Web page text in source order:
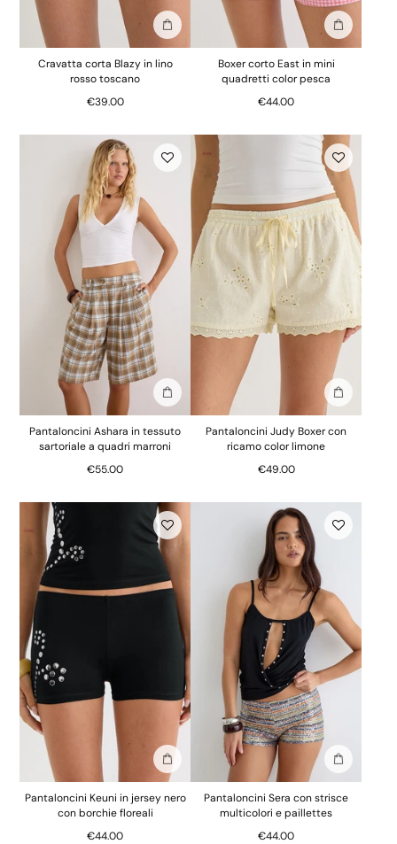
Aggiungi alla borsa
Cravatta corta Blazy in lino
rosso toscano
€39.00
Aggiungi
Boxer corto East in mini
quadretti color pesca
€44.00
Aggiungi alla borsa
Pantaloncini Ashara in tessuto
sartoriale a quadri marroni
€55.00
Aggiungi
Pantaloncini Judy Boxer con
ricamo color limone
€49.00
Aggiungi alla borsa
Pantaloncini Keuni in jersey nero
con borchie floreali
€44.00
Aggiungi
Pantaloncini Sera con strisce
multicolori e paillettes
€44.00